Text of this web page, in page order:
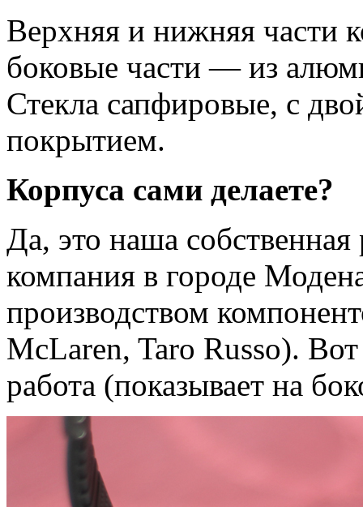
Верхняя и нижняя части
боковые части — из
Стекла сапфировые, с
покрытием.
Корпуса сами делаете?
Да, это наша собственная
компания в городе
производством
McLaren, Taro Russo).
работа (показывает на